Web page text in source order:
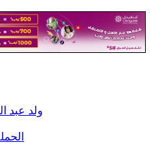
ولد عبد